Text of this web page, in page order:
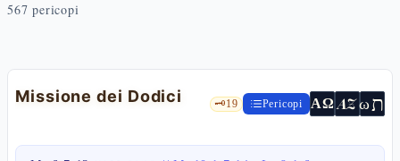
567 pericopi
Missione dei Dodici 🗝️19 Pericopi ΑΩ AZωת